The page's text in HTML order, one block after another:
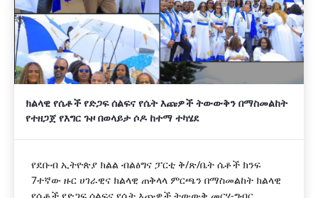
ክልላዊ የሴቶች የድጋፍ ሰልፍና የሴት እጩዎች ትውውቅን በማስመልከት
የተዘጋጀ የእግር ጉዞ በወላይታ ሶዶ ከተማ ተካሄደ
የደቡብ ኢትዮጵያ ክልል ብልፅግና ፓርቲ ቅ/ጽ/ቤት ሴቶች ክንፍ
7ተኛው ዙር ሀገራዊና ክልላዊ ጠቅላላ ምርጫን በማስመልከት ክልላዊ